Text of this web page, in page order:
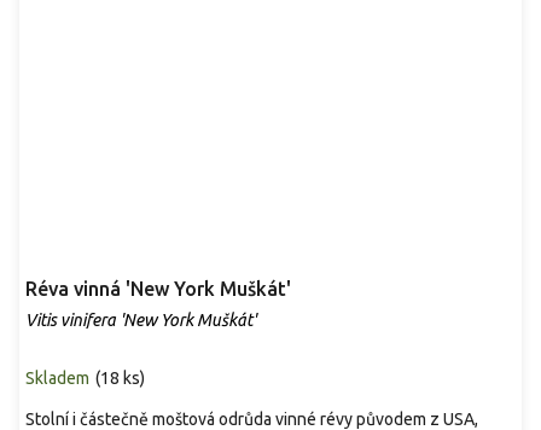
Réva vinná 'New York Muškát'
Vitis vinifera 'New York Muškát'
Skladem (18 ks)
Stolní i částečně moštová odrůda vinné révy původem z USA,